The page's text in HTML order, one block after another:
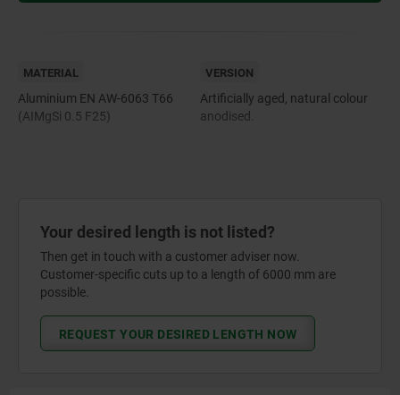
MATERIAL
Aluminium EN AW-6063 T66
(AIMgSi 0.5 F25)
VERSION
Artificially aged, natural colour
anodised.
Your desired length is not listed?
Then get in touch with a customer adviser now.
Customer-specific cuts up to a length of 6000 mm are
possible.
REQUEST YOUR DESIRED LENGTH NOW